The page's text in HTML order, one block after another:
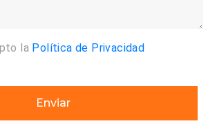
la Política de Privacidad
Enviar